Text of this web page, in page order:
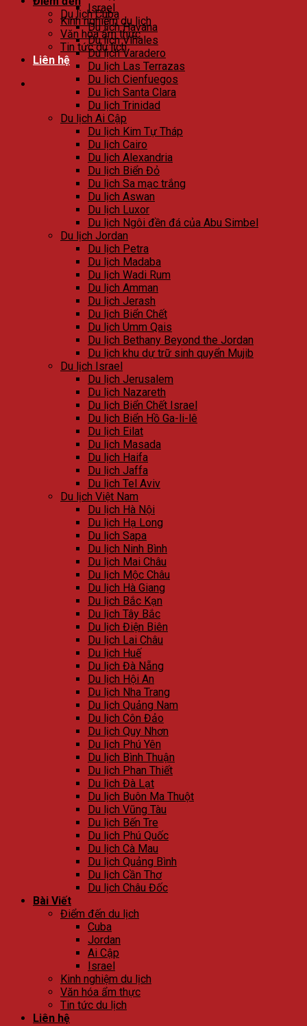
Israel
Kinh nghiệm du lịch
Văn hóa ẩm thực
Tin tức du lịch
Liên hệ
Du lịch Cuba
Du lịch Havana
Du lịch Viñales
Du lịch Varadero
Du lịch Las Terrazas
Du lịch Cienfuegos
Du lịch Santa Clara
Du lịch Trinidad
Du lịch Ai Cập
Du lịch Kim Tự Tháp
Du lịch Cairo
Du lịch Alexandria
Du lịch Biển Đỏ
Du lịch Sa mạc trắng
Du lịch Aswan
Du lịch Luxor
Du lịch Ngôi đền đá của Abu Simbel
Du lịch Jordan
Du lịch Petra
Du lịch Madaba
Du lịch Wadi Rum
Du lịch Amman
Du lịch Jerash
Du lịch Biển Chết
Du lịch Umm Qais
Du lịch Bethany Beyond the Jordan
Du lịch khu dự trữ sinh quyển Mujib
Du lịch Israel
Du lịch Jerusalem
Du lịch Nazareth
Du lịch Biển Chết Israel
Du lịch Biển Hồ Ga-li-lê
Du lịch Eilat
Du lịch Masada
Du lịch Haifa
Du lịch Jaffa
Du lịch Tel Aviv
Du lịch Việt Nam
Du lịch Hà Nội
Du lịch Hạ Long
Du lịch Sapa
Du lịch Ninh Bình
Du lịch Mai Châu
Du lịch Mộc Châu
Du lịch Hà Giang
Du lịch Bắc Kạn
Du lịch Tây Bắc
Du lịch Điện Biên
Du lịch Lai Châu
Du lịch Huế
Du lịch Đà Nẵng
Du lịch Hội An
Du lịch Nha Trang
Du lịch Quảng Nam
Du lịch Côn Đảo
Du lịch Quy Nhơn
Du lịch Phú Yên
Du lịch Bình Thuận
Du lịch Phan Thiết
Du lịch Đà Lạt
Du lịch Buôn Ma Thuột
Du lịch Vũng Tàu
Du lịch Bến Tre
Du lịch Phú Quốc
Du lịch Cà Mau
Du lịch Quảng Bình
Du lịch Cần Thơ
Du lịch Châu Đốc
Bài Viết
Điểm đến du lịch
Cuba
Jordan
Ai Cập
Israel
Kinh nghiệm du lịch
Văn hóa ẩm thực
Tin tức du lịch
Liên hệ